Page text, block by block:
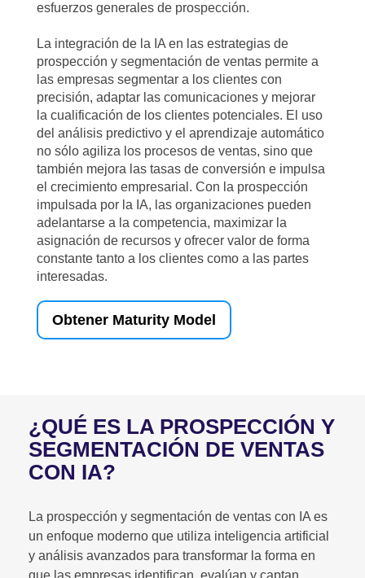
esfuerzos generales de prospección.
La integración de la IA en las estrategias de
prospección y segmentación de ventas permite a
las empresas segmentar a los clientes con
precisión, adaptar las comunicaciones y mejorar
la cualificación de los clientes potenciales. El uso
del análisis predictivo y el aprendizaje automático
no sólo agiliza los procesos de ventas, sino que
también mejora las tasas de conversión e impulsa
el crecimiento empresarial. Con la prospección
impulsada por la IA, las organizaciones pueden
adelantarse a la competencia, maximizar la
asignación de recursos y ofrecer valor de forma
constante tanto a los clientes como a las partes
interesadas.
Obtener Maturity Model
¿QUÉ ES LA PROSPECCIÓN Y
SEGMENTACIÓN DE VENTAS
CON IA?
La prospección y segmentación de ventas con IA es
un enfoque moderno que utiliza inteligencia artificial
y análisis avanzados para transformar la forma en
que las empresas identifican, evalúan y captan